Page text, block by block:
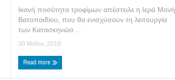
Ικανή ποσότητα τροφίμων απέστειλε η Ιερά Μονή
Βατοπαιδίου, που θα ενισχύσουν τη λειτουργία
των Κατασκηνώσ ...
30 Μαΐου, 2018
Read more